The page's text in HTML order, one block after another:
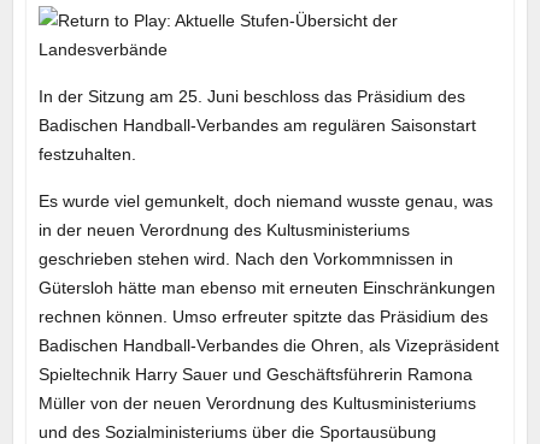
In der Sitzung am 25. Juni beschloss das Präsidium des
Badischen Handball-Verbandes am regulären Saisonstart
festzuhalten.
Es wurde viel gemunkelt, doch niemand wusste genau, was
in der neuen Verordnung des Kultusministeriums
geschrieben stehen wird. Nach den Vorkommnissen in
Gütersloh hätte man ebenso mit erneuten Einschränkungen
rechnen können. Umso erfreuter spitzte das Präsidium des
Badischen Handball-Verbandes die Ohren, als Vizepräsident
Spieltechnik Harry Sauer und Geschäftsführerin Ramona
Müller von der neuen Verordnung des Kultusministeriums
und des Sozialministeriums über die Sportausübung